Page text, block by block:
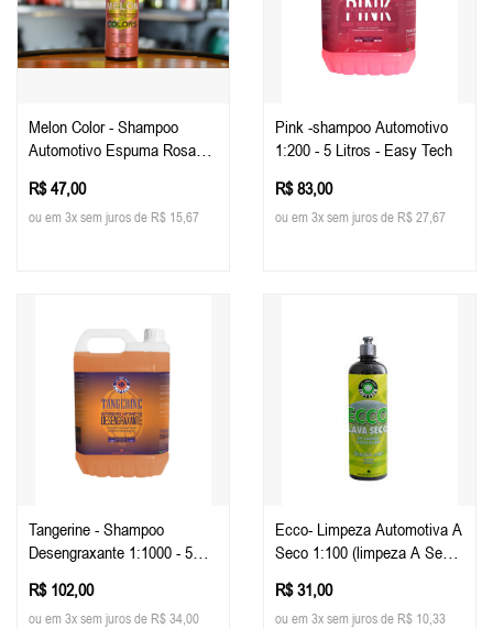
Melon Color - Shampoo
Automotivo Espuma Rosa
R$ 47,00
ou em 3x sem juros de R$ 15,67
Pink -shampoo Automotivo
1:200 - 5 Litros - Easy Tech
R$ 83,00
ou em 3x sem juros de R$ 27,67
Tangerine - Shampoo
Desengraxante 1:1000 - 5
R$ 102,00
ou em 3x sem juros de R$ 34,00
Ecco- Limpeza Automotiva A
Seco 1:100 (limpeza A Seco)
R$ 31,00
ou em 3x sem juros de R$ 10,33